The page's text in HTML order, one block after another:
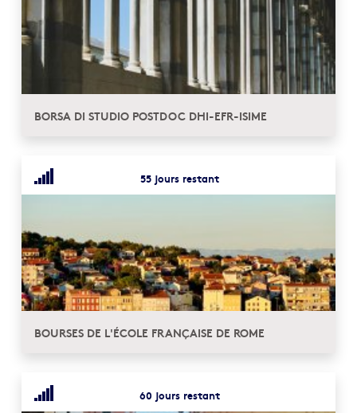
BORSA DI STUDIO POSTDOC DHI-EFR-ISIME
55 jours restant
BOURSES DE L'ÉCOLE FRANÇAISE DE ROME
60 jours restant